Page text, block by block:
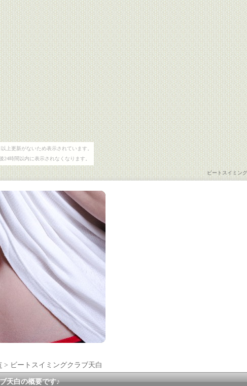
上更新がないため表示されています。
24時間以内に表示されなくなります。
ビートスイミン
> ビートスイミングクラブ天白
天白の概要です♪